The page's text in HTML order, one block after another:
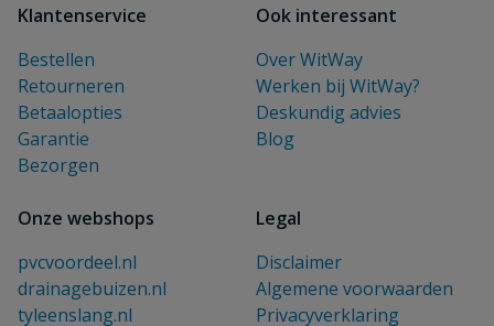
Klantenservice
Bestellen
Retourneren
Betaalopties
Garantie
Bezorgen
Ook interessant
Over WitWay
Werken bij WitWay?
Deskundig advies
Blog
Onze webshops
pvcvoordeel.nl
drainagebuizen.nl
tyleenslang.nl
Legal
Disclaimer
Algemene voorwaarden
Privacyverklaring